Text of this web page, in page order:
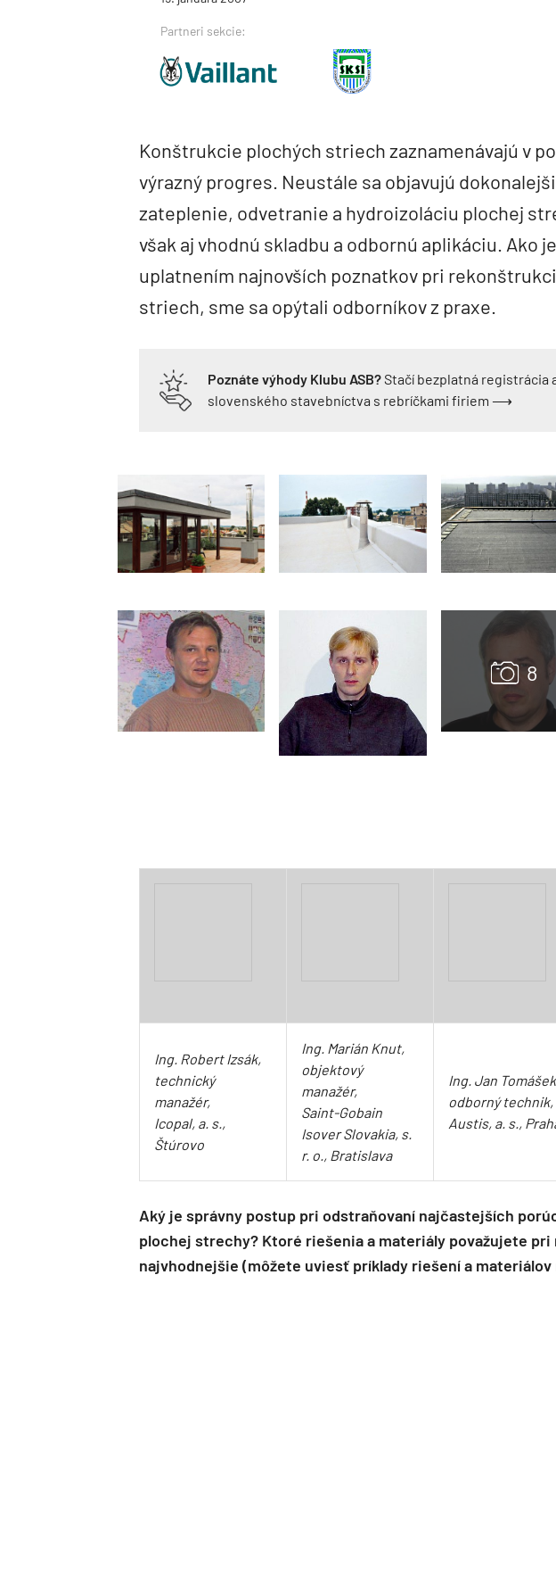
Partneri sekcie:
Konštrukcie plochých striech zaznamenávajú v
výrazný progres. Neustále sa objavujú
zateplenie, odvetranie a hydroizoláciu plochej
však aj vhodnú skladbu a odbornú aplikáciu. Ako
uplatnením najnovších poznatkov pri
striech, sme sa opýtali odborníkov z praxe.
Poznáte výhody Klubu ASB?Stačí bezplatná registrácia
slovenského stavebníctva s rebríčkami firiem ⟶
Ing. Robert Izsák,
technický
manažér,
Icopal, a. s.,
Štúrovo
Ing. Marián Knut,
objektový
manažér,
Saint-Gobain
Isover Slovakia, s.
r. o., Bratislava
Ing. Jan
odborný technik,
Austis, a. s.,
Aký je správny postup pri odstraňovaní najčastejších
plochej strechy? Ktoré riešenia a materiály považujete
najvhodnejšie (môžete uviesť príklady riešení a